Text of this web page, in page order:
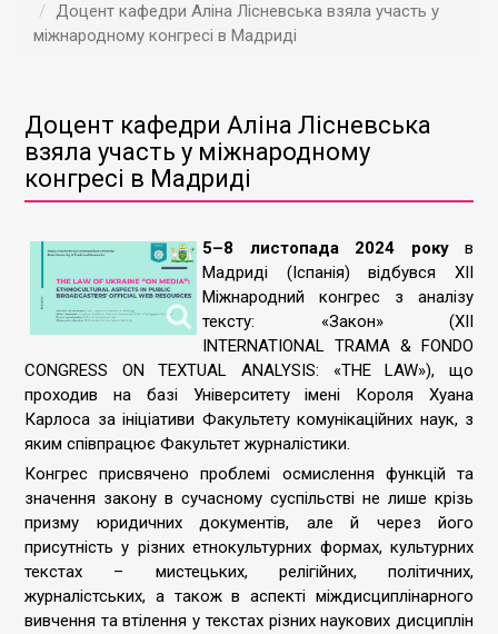
Доцент кафедри Аліна Лісневська взяла участь у
міжнародному конгресі в Мадриді
Доцент кафедри Аліна Лісневська
взяла участь у міжнародному
конгресі в Мадриді
5–8 листопада 2024 рокув
Мадриді (Іспанія) відбувся XII
Міжнародний конгрес з аналізу
тексту: «Закон» (XII
INTERNATIONAL TRAMA & FONDO
CONGRESS ON TEXTUAL ANALYSIS: «THE LAW»), що
проходив на базі Університету імені Короля Хуана
Карлоса за ініціативи Факультету комунікаційних наук, з
яким співпрацює Факультет журналістики.
Конгрес присвячено проблемі осмислення функцій та
значення закону в сучасному суспільстві не лише крізь
призму юридичних документів, але й через його
присутність у різних етнокультурних формах, культурних
текстах – мистецьких, релігійних, політичних,
журналістських, а також в аспекті міждисциплінарного
вивчення та втілення у текстах різних наукових дисциплін